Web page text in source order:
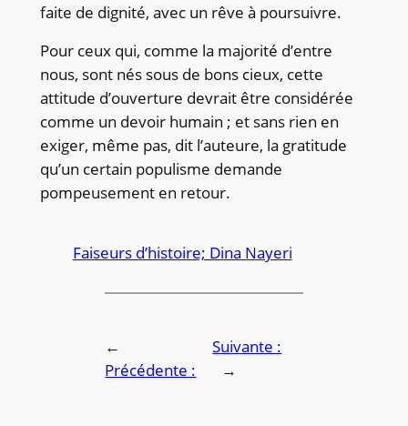
faite de dignité, avec un rêve à poursuivre.
Pour ceux qui, comme la majorité d’entre
nous, sont nés sous de bons cieux, cette
attitude d’ouverture devrait être considérée
comme un devoir humain ; et sans rien en
exiger, même pas, dit l’auteure, la gratitude
qu’un certain populisme demande
pompeusement en retour.
Faiseurs d’histoire; Dina Nayeri
←
Précédente :
Suivante :
→